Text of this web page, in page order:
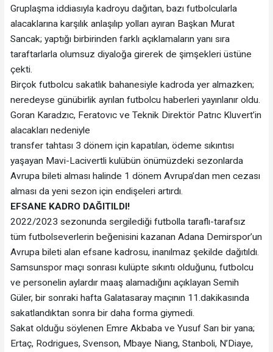
Gruplaşma iddiasıyla kadroyu dağıtan, bazı futbolcularla
alacaklarına karşılık anlaşılıp yolları ayıran Başkan Murat
Sancak; yaptığı birbirinden farklı açıklamaların yanı sıra
taraftarlarla olumsuz diyaloğa girerek de şimşekleri üstüne
çekti.
Birçok futbolcu sakatlık bahanesiyle kadroda yer almazken;
neredeyse günübirlik ayrılan futbolcu haberleri yayınlanır oldu.
Goran Karadzıc, Feratovıc ve Teknik Direktör Patrıc Kluvert’in
alacakları nedeniyle
transfer tahtası 3 dönem için kapatılan, ödeme sıkıntısı
yaşayan Mavi-Lacivertli kulübün önümüzdeki sezonlarda
Avrupa bileti alması halinde 1 dönem Avrupa’dan men cezası
alması da yeni sezon için endişeleri artırdı.
EFSANE KADRO DAĞITILDI!
2022/2023 sezonunda sergilediği futbolla taraflı-tarafsız
tüm futbolseverlerin beğenisini kazanan Adana Demirspor’un
Avrupa bileti alan efsane kadrosu, inanılmaz şekilde dağıtıldı.
Samsunspor maçı sonrası kulüpte sıkıntı olduğunu, futbolcu
ve personelin aylardır maaş alamadığını açıklayan Semih
Güler, bir sonraki hafta Galatasaray maçının 11.dakikasında
sakatlandıktan sonra bir daha forma giymedi.
Sakat olduğu söylenen Emre Akbaba ve Yusuf Sarı bir yana;
Ertaç, Rodrigues, Svenson, Mbaye Niang, Stanboli, N’Diaye,